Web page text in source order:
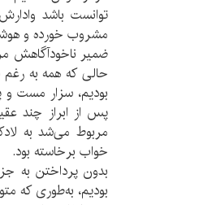
توانست باشد
مشروب خورده و
ضمیر ناخودآگاهش
حالی که همه به
بودیم، سزار مست و
پس از ابراز چند
مربوط می‌شد به
خواب برخاسته بود.
بدون پرداختن به
بودیم، به‌طوری که